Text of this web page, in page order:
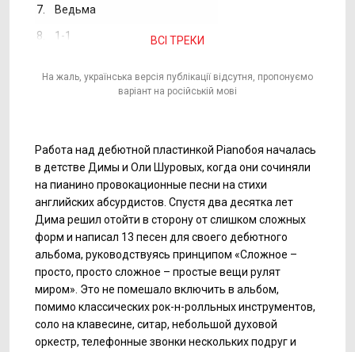
7. Ведьма
8. 1-1 ВСІ ТРЕКИ
На жаль, українська версія публікації відсутня, пропонуємо
варіант на російській мові
Работа над дебютной пластинкой Pianoбоя началась
в детстве Димы и Оли Шуровых, когда они сочиняли
на пианино провокационные песни на стихи
английских абсурдистов. Спустя два десятка лет
Дима решил отойти в сторону от слишком сложных
форм и написал 13 песен для своего дебютного
альбома, руководствуясь принципом «Сложное –
просто, просто сложное – простые вещи рулят
миром». Это не помешало включить в альбом,
помимо классических рок-н-ролльных инструментов,
соло на клавесине, ситар, небольшой духовой
оркестр, телефонные звонки нескольких подруг и